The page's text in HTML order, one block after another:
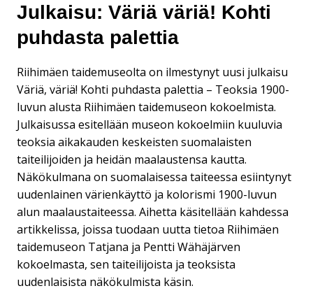
Julkaisu: Väriä väriä! Kohti
puhdasta palettia
Riihimäen taidemuseolta on ilmestynyt uusi julkaisu
Väriä, väriä! Kohti puhdasta palettia – Teoksia 1900-
luvun alusta Riihimäen taidemuseon kokoelmista.
Julkaisussa esitellään museon kokoelmiin kuuluvia
teoksia aikakauden keskeisten suomalaisten
taiteilijoiden ja heidän maalaustensa kautta.
Näkökulmana on suomalaisessa taiteessa esiintynyt
uudenlainen värienkäyttö ja kolorismi 1900-luvun
alun maalaustaiteessa. Aihetta käsitellään kahdessa
artikkelissa, joissa tuodaan uutta tietoa Riihimäen
taidemuseon Tatjana ja Pentti Wähäjärven
kokoelmasta, sen taiteilijoista ja teoksista
uudenlaisista näkökulmista käsin.